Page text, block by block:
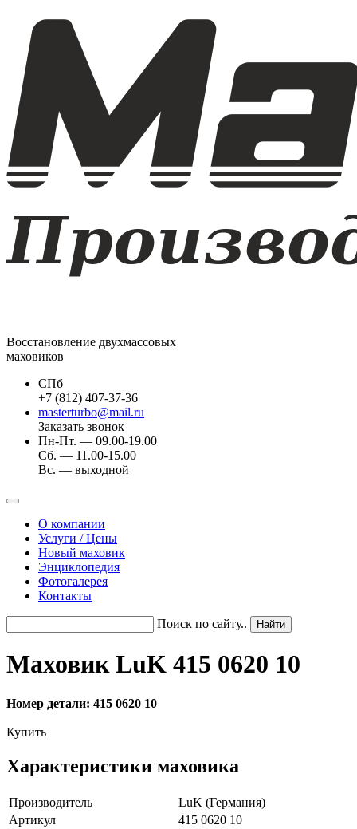
Восстановление двухмассовых
маховиков
СПб
+7 (812) 407-37-36
masterturbo@mail.ru
Заказать звонок
Пн-Пт. — 09.00-19.00
Сб. — 11.00-15.00
Вс. — выходной
О компании
Услуги / Цены
Новый маховик
Энциклопедия
Фотогалерея
Контакты
Поиск по сайту..
Маховик LuK 415 0620 10
Номер детали: 415 0620 10
Купить
Характеристики маховика
Производитель
LuK (Германия)
Артикул
415 0620 10